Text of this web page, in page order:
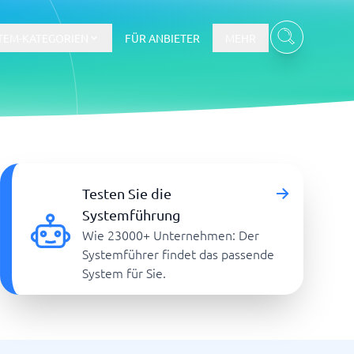
Workforce Management System
FÜR ANBIETER
Testen Sie die
Systemführung
Wie 23000+ Unternehmen: Der
Systemführer findet das passende
System für Sie.